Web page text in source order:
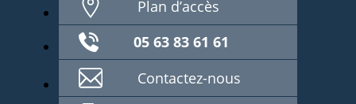
Plan d’accès
05 63 83 61 61
Contactez-nous